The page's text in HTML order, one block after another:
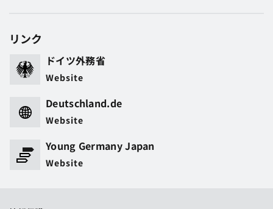
リンク
ドイツ外務省
Website
Deutschland.de
Website
Young Germany Japan
Website